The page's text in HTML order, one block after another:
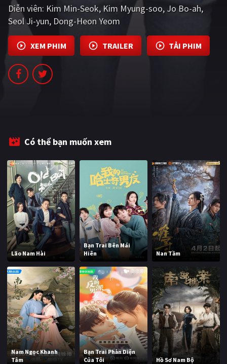
PHIM MỚI
PHIM BỘ
PHIM LẺ
PHIM CHIẾU RẠP
Diễn viên: Kim Min-Seok Kim Myung-soo Jo Bo-ah
Seol Ji-yun Dong-Heon Yeom
XEM PHIM TRAILER TẢI PHIM
Có thể bạn muốn xem
Lão Nam Hài
Bạn Trai Bên Mái
Hiên
Nan Tầm
Nam Ngọc Khanh
Tâm
Bạn Trai Phản Diện
Của Tôi
Hồ Sơ Nam Bộ